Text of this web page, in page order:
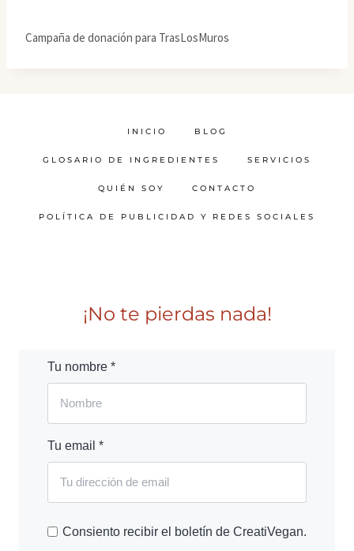
Campaña de donación para TrasLosMuros
INICIO BLOG
GLOSARIO DE INGREDIENTES SERVICIOS
QUIÉN SOY CONTACTO
POLÍTICA DE PUBLICIDAD Y REDES SOCIALES
¡No te pierdas nada!
Tu nombre *
Tu email *
Consiento recibir el boletín de CreatiVegan.